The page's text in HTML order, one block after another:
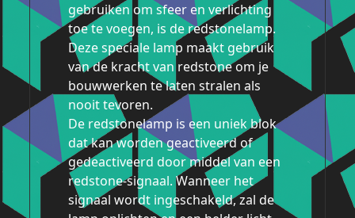
gebruiken om sfeer en verlichting
toe te voegen, is de redstonelamp.
Deze speciale lamp maakt gebruik
van de kracht van redstone om je
bouwwerken te laten stralen als
nooit tevoren.
De redstonelamp is een uniek blok
dat kan worden geactiveerd of
gedeactiveerd door middel van een
redstone-signaal. Wanneer het
signaal wordt ingeschakeld, zal de